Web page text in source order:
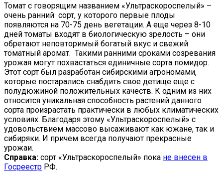
Томат с говорящим названием «Ультраскороспелый» –
очень ранний сорт, у которого первые плоды
появляются на 70-75 день вегетации. А еще через 8-10
дней томаты входят в биологическую зрелость – они
обретают неповторимый богатый вкус и свежий
томатный аромат. Такими ранними сроками созревания
урожая могут похвастаться единичные сорта помидор.
Этот сорт был разработан сибирскими агрономами,
которые постарались снабдить свое детище еще с
полудюжиной положительных качеств. К одним из них
относится уникальная способность растений данного
сорта произрастать практически в любых климатических
условиях. Благодаря этому «Ультраскороспелый» с
удовольствием массово высаживают как южане, так и
сибиряки. И причем всегда получают прекрасные
урожаи.
Справка: сорт «Ультраскороспелый» пока не внесен в
Госреестр РФ.